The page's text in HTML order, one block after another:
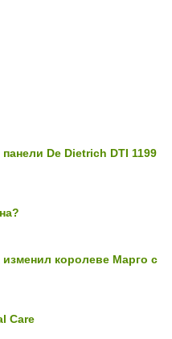
De Dietrich DTI 1199
королеве Марго с
Care